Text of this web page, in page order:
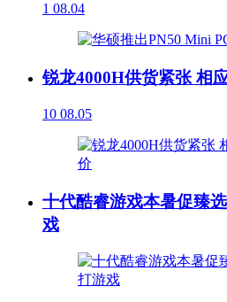
1 08.04
锐龙4000H供货紧张 相
10 08.05
十代酷睿游戏本暑促臻
戏